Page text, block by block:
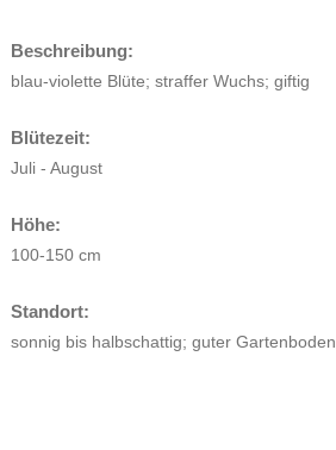
Beschreibung:
blau-violette Blüte; straffer Wuchs; giftig
Blütezeit:
Juli - August
Höhe:
100-150 cm
Standort:
sonnig bis halbschattig; guter Gartenboden